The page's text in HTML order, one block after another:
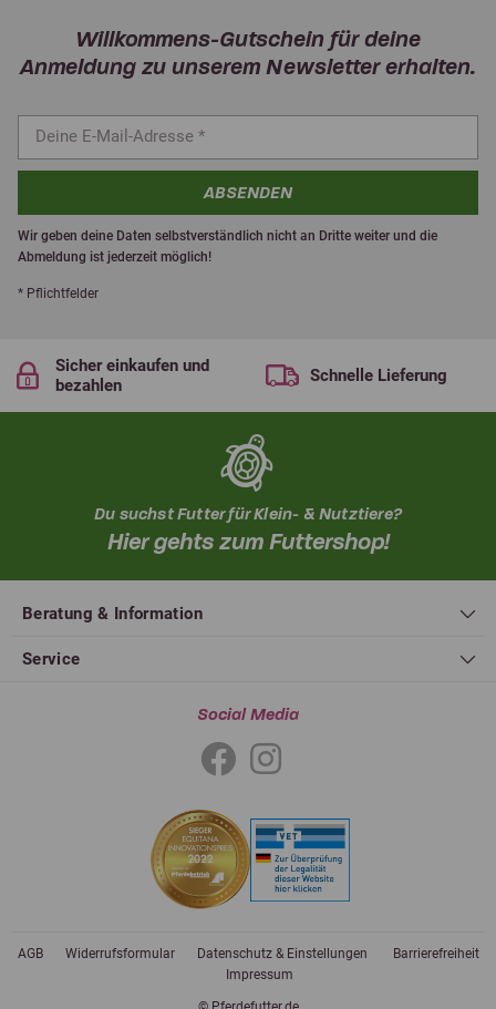
Willkommens-Gutschein für deine
Anmeldung zu unserem Newsletter erhalten.
ABSENDEN
Wir geben deine Daten selbstverständlich nicht an Dritte weiter und die
Abmeldung ist jederzeit möglich!
* Pflichtfelder
Sicher einkaufen und
bezahlen
Schnelle Lieferung
Du suchst Futter für Klein- & Nutztiere?
Hier gehts zum Futtershop!
Beratung & Information
Service
Social Media
AGB Widerrufsformular Datenschutz & Einstellungen
Barrierefreiheit
Impressum